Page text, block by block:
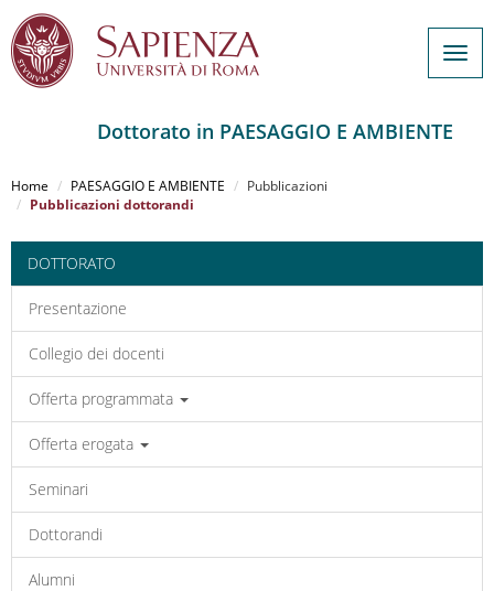
al
contenuto
Dottorato in PAESAGGIO E AMBIENTE
Home PAESAGGIO E AMBIENTE
Pubblicazioni
Pubblicazioni dottorandi
DOTTORATO
Presentazione
Collegio dei docenti
Offerta programmata
Offerta erogata
Seminari
Dottorandi
Alumni